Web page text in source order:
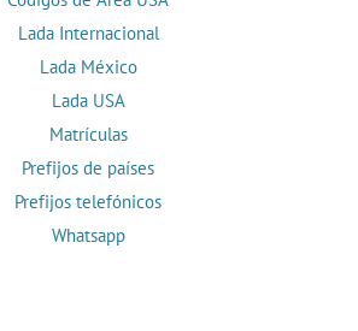
Lada Internacional
Lada México
Lada USA
Matrículas
Prefijos de países
Prefijos telefónicos
Whatsapp